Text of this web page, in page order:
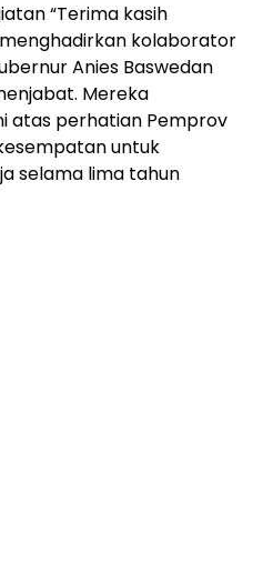
“Terima kasih
kolaborator
Anies Baswedan
Mereka
atas perhatian Pemprov
untuk
selama lima tahun